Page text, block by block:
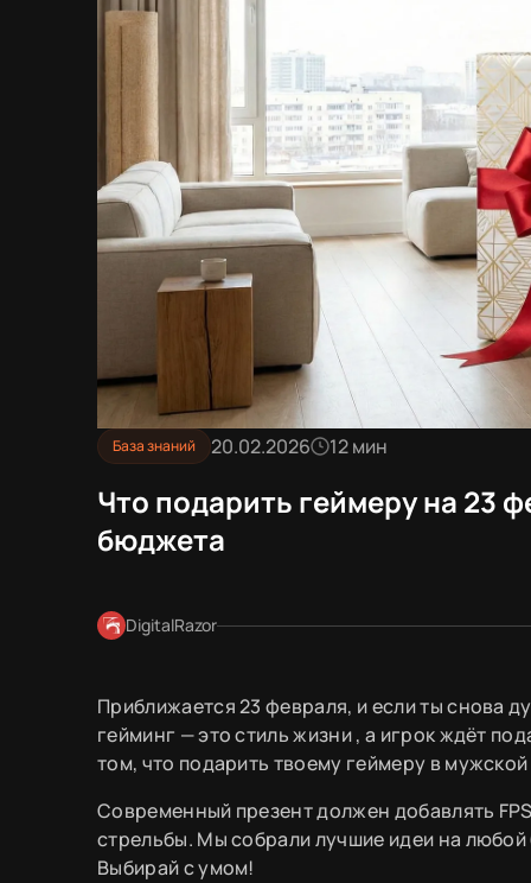
База знаний 20.02.2026 12 мин
Что подарить геймеру на 23
бюджета
DigitalRazor
Приближается 23 февраля, и если ты снова
гейминг — это стиль жизни , а игрок ждёт
том, что подарить твоему геймеру в
Современный презент должен добавлять
стрельбы. Мы собрали лучшие идеи на
Выбирай с умом!